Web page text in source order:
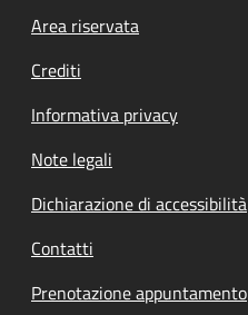
Footer menu
Area riservata
Crediti
Informativa privacy
Note legali
Dichiarazione di accessibilità
Contatti
Prenotazione appuntamento